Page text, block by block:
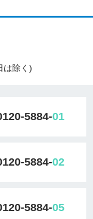
は除く)
5884-01
5884-02
5884-05